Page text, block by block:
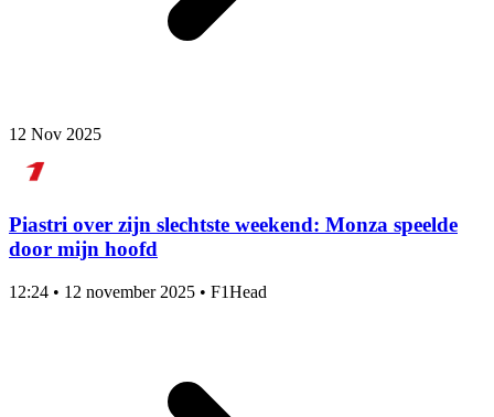
12 Nov 2025
Piastri over zijn slechtste weekend: Monza speelde
door mijn hoofd
12:24 • 12 november 2025 • F1Head